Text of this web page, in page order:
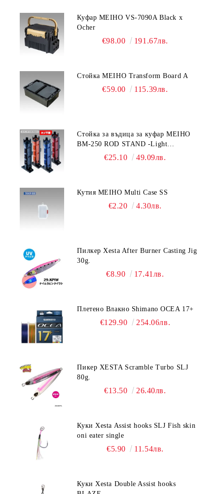
Куфар MEIHO VS-7090A Black x
Ocher
€98.00 191.67лв.
Стойка MEIHO Transform Board A
€59.00 115.39лв.
Стойка за въдица за куфар MEIHO
BM-250 ROD STAND -Light
Blue/Black color
€25.10 49.09лв.
Кутия MEIHO Multi Case SS
€2.20 4.30лв.
Пилкер Xesta After Burner Casting Jig
30g.
€8.90 17.41лв.
Плетено Влакно Shimano OCEA 17+
€129.90 254.06лв.
Пикер XESTA Scramble Turbo SLJ
80g.
€13.50 26.40лв.
Куки Xesta Assist hooks SLJ Fish skin
oni eater single
€5.90 11.54лв.
Куки Xesta Double Assist hooks